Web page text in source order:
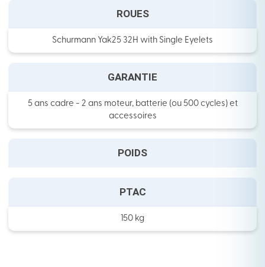
ROUES
Schurmann Yak25 32H with Single Eyelets
GARANTIE
5 ans cadre - 2 ans moteur, batterie (ou 500 cycles) et
accessoires
POIDS
PTAC
150 kg